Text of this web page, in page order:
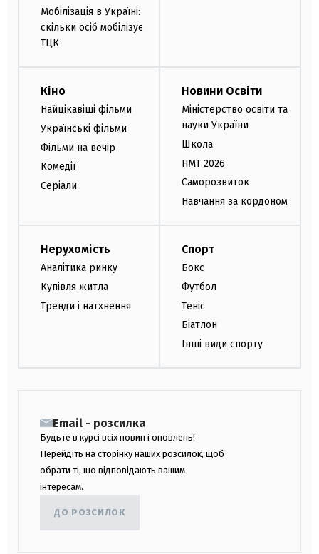
Мобілізація в Україні:
скільки осіб мобілізує
ТЦК
Кіно
Найцікавіші фільми
Українські фільми
Фільми на вечір
Комедії
Серіали
Новини Освіти
Міністерство освіти та
науки України
Школа
НМТ 2026
Саморозвиток
Навчання за кордоном
Нерухомість
Аналітика ринку
Купівля житла
Тренди і натхнення
Спорт
Бокс
Футбол
Теніс
Біатлон
Інші види спорту
Email - розсилка
Будьте в курсі всіх новин і оновлень!
Перейдіть на сторінку наших розсилок, щоб
обрати ті, що відповідають вашим
інтересам.
ДО РОЗСИЛОК